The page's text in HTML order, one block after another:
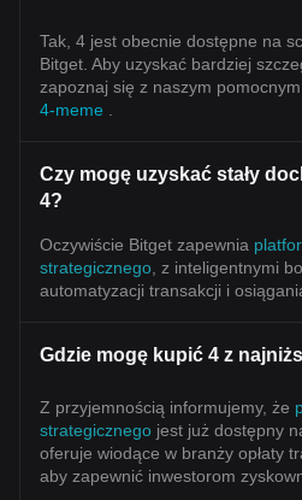
Tak, 4 jest obecnie dostępne na
Bitget. Aby uzyskać bardziej
zapoznaj się z naszym
4-meme
Czy mogę uzyskać stały
4?
Oczywiście Bitget zapewnia
strategicznego , z inteligentnymi
automatyzacji transakcji i
Gdzie mogę kupić 4 z
Z przyjemnością informujemy, że
strategicznego jest już dostępny
oferuje wiodące w branży opłaty
aby zapewnić inwestorom